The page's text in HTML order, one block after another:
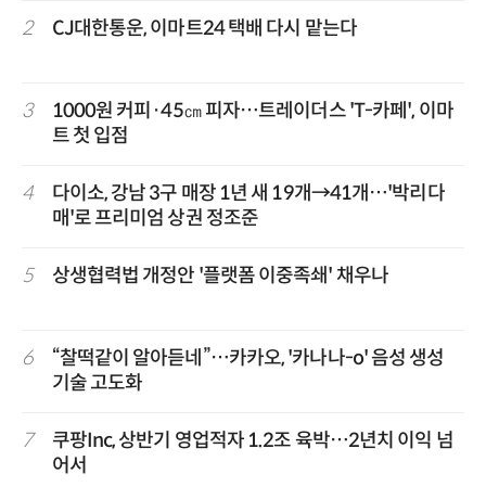
2 CJ대한통운, 이마트24 택배 다시 맡는다
3
1000원 커피·45㎝ 피자…트레이더스 'T-카페', 이마
트 첫 입점
4
다이소, 강남 3구 매장 1년 새 19개→41개…'박리다
매'로 프리미엄 상권 정조준
5 상생협력법 개정안 '플랫폼 이중족쇄' 채우나
6
“찰떡같이 알아듣네”…카카오, '카나나-o' 음성 생성
기술 고도화
7
쿠팡Inc, 상반기 영업적자 1.2조 육박…2년치 이익 넘
어서